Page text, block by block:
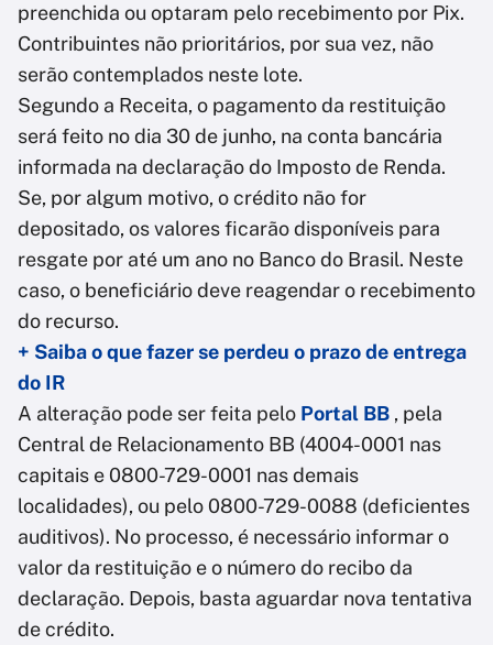
preenchida ou optaram pelo recebimento por Pix.
Contribuintes não prioritários, por sua vez, não
serão contemplados neste lote.
Segundo a Receita, o pagamento da restituição
será feito no dia 30 de junho, na conta bancária
informada na declaração do Imposto de Renda.
Se, por algum motivo, o crédito não for
depositado, os valores ficarão disponíveis para
resgate por até um ano no Banco do Brasil. Neste
caso, o beneficiário deve reagendar o recebimento
do recurso.
+ Saiba o que fazer se perdeu o prazo de entrega
do IR
A alteração pode ser feita pelo Portal BB , pela
Central de Relacionamento BB (4004-0001 nas
capitais e 0800-729-0001 nas demais
localidades), ou pelo 0800-729-0088 (deficientes
auditivos). No processo, é necessário informar o
valor da restituição e o número do recibo da
declaração. Depois, basta aguardar nova tentativa
de crédito.